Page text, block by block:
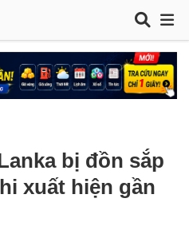
bị đồn sắp
xuất hiện gần